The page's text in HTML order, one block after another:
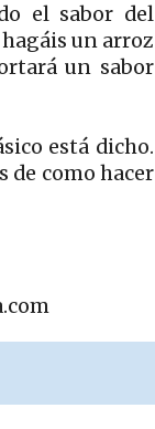
el sabor del
un arroz
un sabor
está dicho.
de como hacer